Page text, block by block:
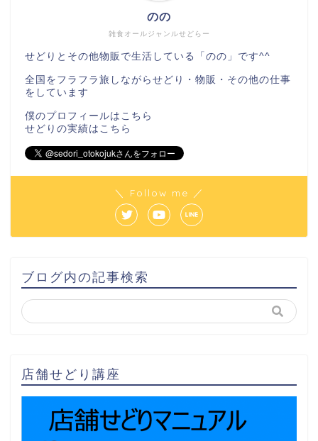
雑食オールジャンルせどらー
のの
せどりとその他物販で生活している「のの」です^^
全国をフラフラ旅しながらせどり・物販・その他の仕事
をしています
僕のプロフィールは こちら
せどりの実績は こちら
＼ Follow me ／
ブログ内の記事検索
店舗せどり講座